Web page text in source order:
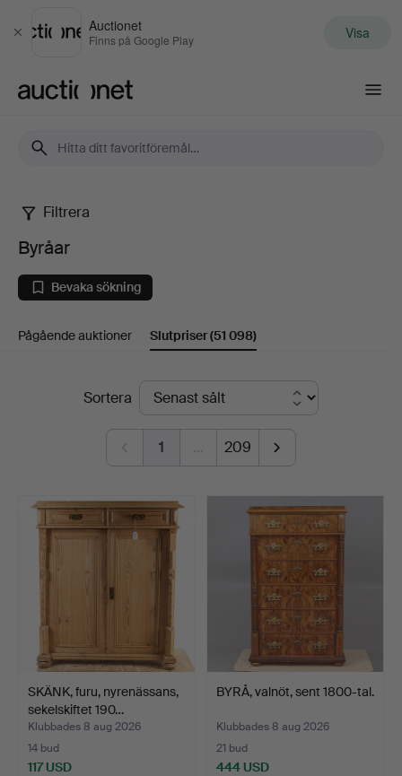
Stäng
Auctionet
Finns på Google Play Visa
Byråar
Filtrera
Byråar
Bevaka sökning
Pågående auktioner Slutpriser(51 098)
SlutpriserSortera
1 … 209
SKÄNK, furu, nyrenässans,
sekelskiftet 190…
Klubbades 8 aug 2026
14 bud
117 USD
BYRÅ, valnöt, sent 1800-tal.
Klubbades 8 aug 2026
21 bud
444 USD